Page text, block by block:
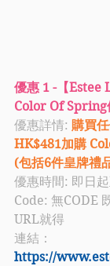
優惠 1 -【Estee
Color Of Spring
優惠詳情: 購買
HK$481加購
(包括6件皇牌禮
優惠時間: 即日
Code: 無CODE
URL就得
連結：
https://